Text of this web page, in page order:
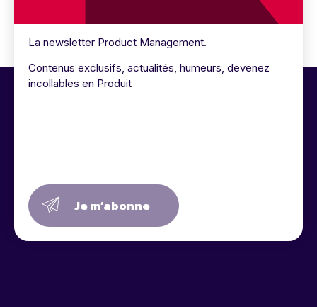
La newsletter Product Management.
Contenus exclusifs, actualités, humeurs, devenez
incollables en Produit
Je m’abonne